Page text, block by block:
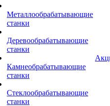
Металлообрабатывающие
станки
Деревообрабатывающие
станки
Камнеобрабатывающие
станки
Стеклообрабатывающие
станки